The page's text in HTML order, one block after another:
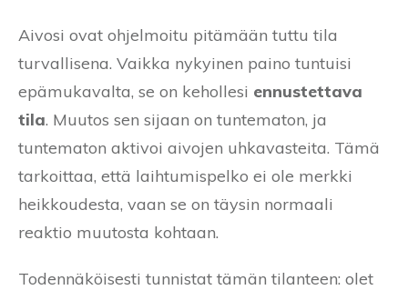
Aivosi ovat ohjelmoitu pitämään tuttu tila
turvallisena. Vaikka nykyinen paino tuntuisi
epämukavalta, se on kehollesi ennustettava
tila. Muutos sen sijaan on tuntematon, ja
tuntematon aktivoi aivojen uhkavasteita. Tämä
tarkoittaa, että laihtumispelko ei ole merkki
heikkoudesta, vaan se on täysin normaali
reaktio muutosta kohtaan.
Todennäköisesti tunnistat tämän tilanteen: olet